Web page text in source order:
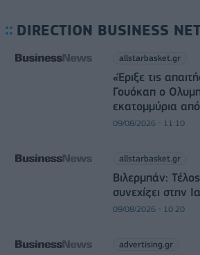
DIRECTION BUSINESS
allstarbasket.gr
«Έριξε τις
Γουόκαπ ο
εκατομμύρια
09/08/2026 - 11:10
allstarbasket.gr
Βιλερμπάν:
συνεχίζει στην
09/08/2026 - 10:20
advertising.gr